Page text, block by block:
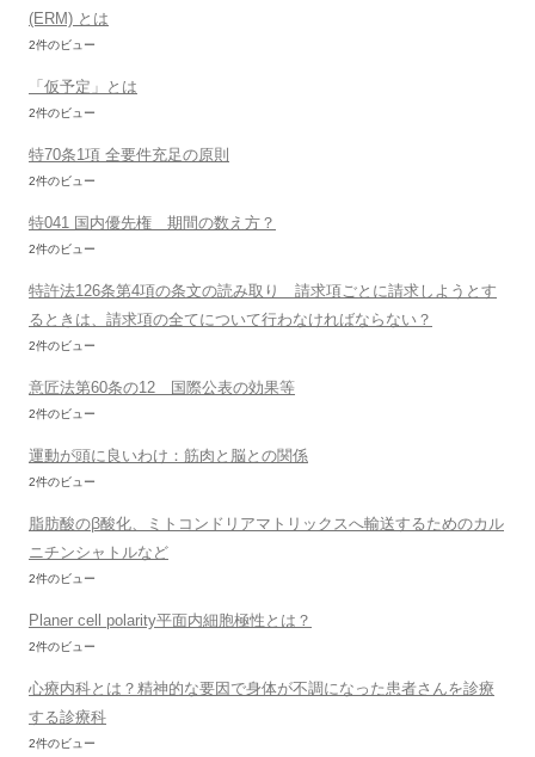
(ERM) とは
2件のビュー
「仮予定」とは
2件のビュー
特70条1項 全要件充足の原則
2件のビュー
特041 国内優先権 期間の数え方？
2件のビュー
特許法126条第4項の条文の読み取り 請求項ごとに請求しようとす
るときは、請求項の全てについて行わなければならない？
2件のビュー
意匠法第60条の12 国際公表の効果等
2件のビュー
運動が頭に良いわけ：筋肉と脳との関係
2件のビュー
脂肪酸のβ酸化、ミトコンドリアマトリックスへ輸送するためのカル
ニチンシャトルなど
2件のビュー
Planer cell polarity平面内細胞極性とは？
2件のビュー
心療内科とは？精神的な要因で身体が不調になった患者さんを診療
する診療科
2件のビュー